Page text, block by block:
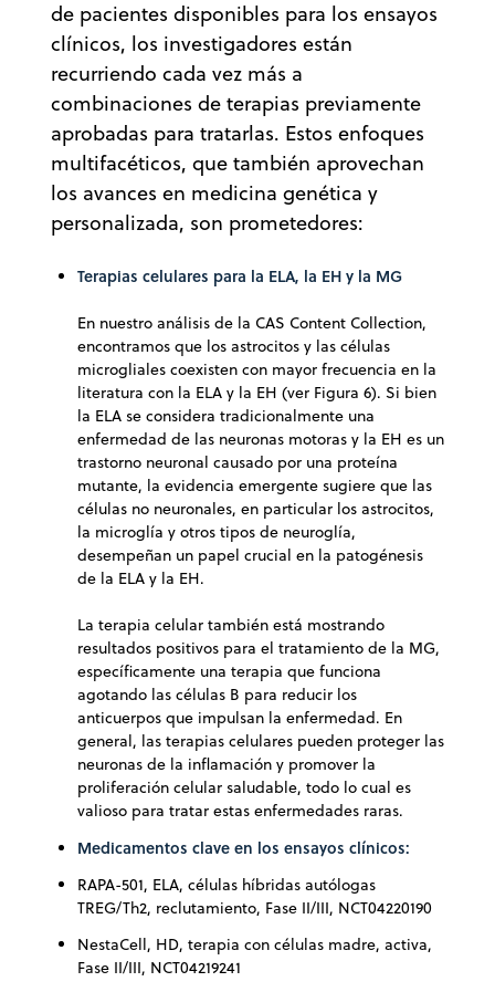
de pacientes disponibles para los ensayos
clínicos, los investigadores están
recurriendo cada vez más a
combinaciones de terapias previamente
aprobadas para tratarlas. Estos enfoques
multifacéticos, que también aprovechan
los avances en medicina genética y
personalizada, son prometedores:
Terapias celulares para la ELA, la EH y la MG
En nuestro análisis de la CAS Content Collection,
encontramos que los astrocitos y las células
microgliales coexisten con mayor frecuencia en la
literatura con la ELA y la EH (ver Figura 6). Si bien
la ELA se considera tradicionalmente una
enfermedad de las neuronas motoras y la EH es un
trastorno neuronal causado por una proteína
mutante, la evidencia emergente sugiere que las
células no neuronales, en particular los astrocitos,
la microglía y otros tipos de neuroglía,
desempeñan un papel crucial en la patogénesis
de la ELA y la EH.
La terapia celular también está mostrando
resultados positivos para el tratamiento de la MG,
específicamente una terapia que funciona
agotando las células B para reducir los
anticuerpos que impulsan la enfermedad. En
general, las terapias celulares pueden proteger las
neuronas de la inflamación y promover la
proliferación celular saludable, todo lo cual es
valioso para tratar estas enfermedades raras.
Medicamentos clave en los ensayos clínicos:
RAPA-501, ELA, células híbridas autólogas
TREG/Th2, reclutamiento, Fase II/III, NCT04220190
NestaCell, HD, terapia con células madre, activa,
Fase II/III, NCT04219241